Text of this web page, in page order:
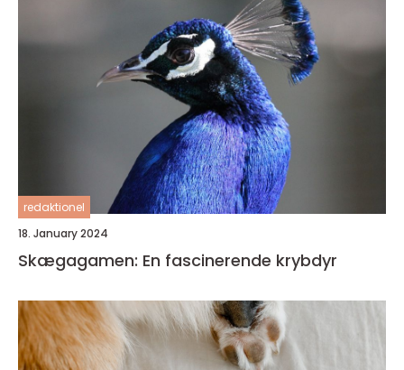
redaktionel
18. January 2024
Skægagamen: En fascinerende krybdyr